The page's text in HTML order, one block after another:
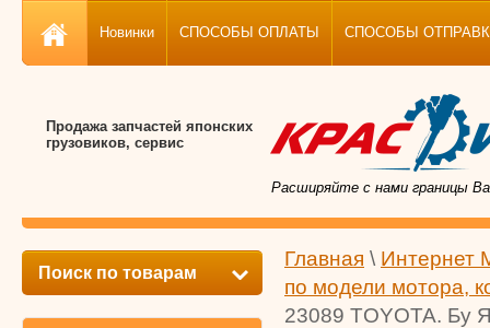
Новинки СПОСОБЫ ОПЛАТЫ СПОСОБЫ ОТПРАВКИ,
Продажа запчастей японских
грузовиков, сервис
Расширяйте с нами границы
Поиск по товарам
Главная \ Интернет
по модели мотора,
23089 TOYOTA. Бу